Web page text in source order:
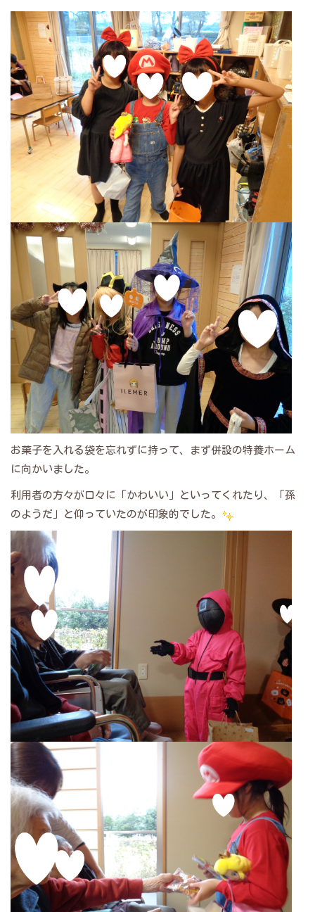
お菓子を入れる袋を忘れずに持って、まず併設の特養ホーム
に向かいました。
利用者の方々が口々に「かわいい」といってくれたり、「孫
のようだ」と仰っていたのが印象的でした。